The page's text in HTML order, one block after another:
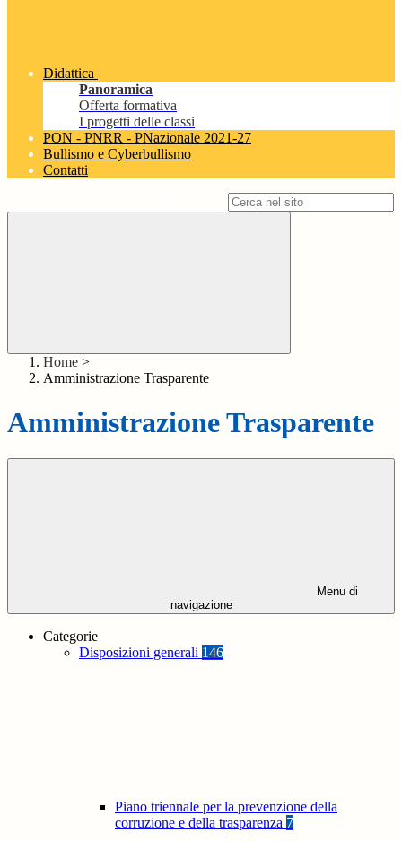
Didattica
Panoramica
Offerta formativa
I progetti delle classi
PON - PNRR - PNazionale 2021-27
Bullismo e Cyberbullismo
Contatti
Home >
Amministrazione Trasparente
Amministrazione Trasparente
Menu di
navigazione
Categorie
Disposizioni generali 146
Piano triennale per la prevenzione della
corruzione e della trasparenza 7